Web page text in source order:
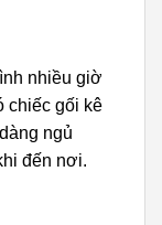
nhiều giờ
chiếc gối kê
ngủ
đến nơi.